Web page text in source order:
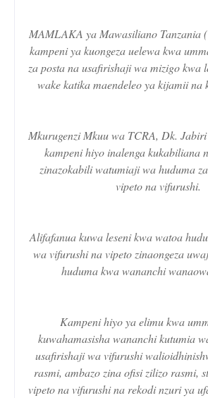
MAMLAKA ya Mawasiliano Tanzania
kampeni ya kuongeza uelewa kwa
za posta na usafirishaji wa mizigo kwa
wake katika maendeleo ya kijamii na
Mkurugenzi Mkuu wa TCRA, Dk.
kampeni hiyo inalenga kukabiliana
zinazokabili watumiaji wa huduma
vipeto na vifurushi.
Alifafanua kuwa leseni kwa watoa
wa vifurushi na vipeto zinaongeza
huduma kwa wananchi
Kampeni hiyo ya elimu kwa
kuwahamasisha wananchi kutumia
usafirishaji wa vifurushi
rasmi, ambazo zina ofisi zilizo rasmi,
vipeto na vifurushi na rekodi nzuri ya